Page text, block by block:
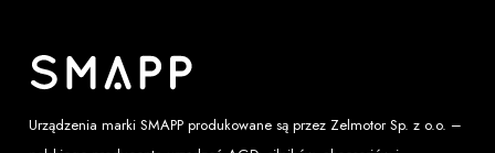
Urządzenia marki SMAPP produkowane są przez Zelmotor Sp. z o.o. –